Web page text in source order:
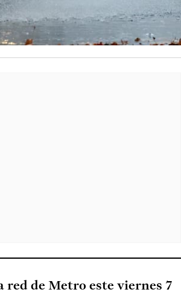
de Metro este viernes 7